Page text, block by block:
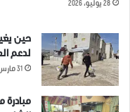
28 يوليو، 2026
حين
لدعم
31 مارس، 2026
مبادرة